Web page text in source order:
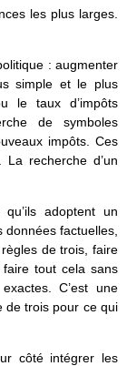
les plus larges.
: augmenter
simple et le plus
le taux d’impôts
de symboles
impôts. Ces
recherche d’un
adoptent un
factuelles,
de trois, faire
tout cela sans
C’est une
de trois pour ce qui
côté intégrer les